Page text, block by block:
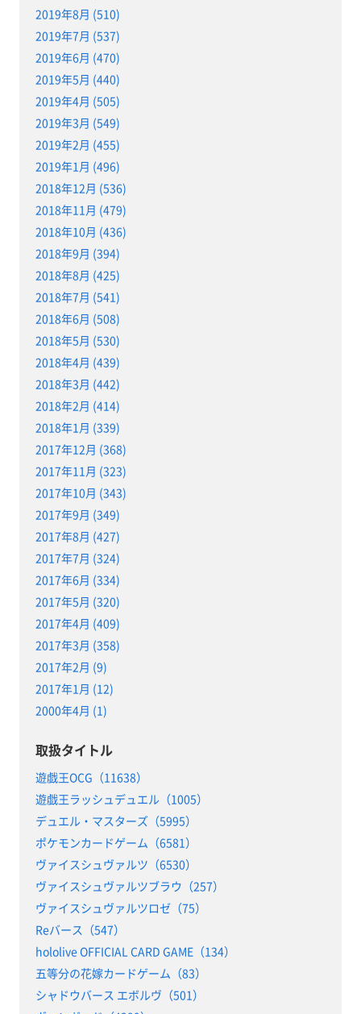
2019年8月 (510)
2019年7月 (537)
2019年6月 (470)
2019年5月 (440)
2019年4月 (505)
2019年3月 (549)
2019年2月 (455)
2019年1月 (496)
2018年12月 (536)
2018年11月 (479)
2018年10月 (436)
2018年9月 (394)
2018年8月 (425)
2018年7月 (541)
2018年6月 (508)
2018年5月 (530)
2018年4月 (439)
2018年3月 (442)
2018年2月 (414)
2018年1月 (339)
2017年12月 (368)
2017年11月 (323)
2017年10月 (343)
2017年9月 (349)
2017年8月 (427)
2017年7月 (324)
2017年6月 (334)
2017年5月 (320)
2017年4月 (409)
2017年3月 (358)
2017年2月 (9)
2017年1月 (12)
2000年4月 (1)
取扱タイトル
遊戯王OCG（11638）
遊戯王ラッシュデュエル（1005）
デュエル・マスターズ（5995）
ポケモンカードゲーム（6581）
ヴァイスシュヴァルツ（6530）
ヴァイスシュヴァルツブラウ（257）
ヴァイスシュヴァルツロゼ（75）
Reバース（547）
hololive OFFICIAL CARD GAME（134）
五等分の花嫁カードゲーム（83）
シャドウバース エボルヴ（501）